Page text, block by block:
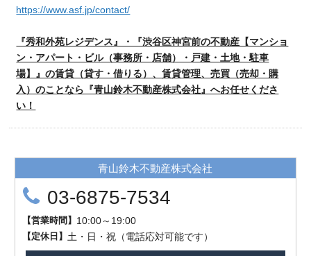
https://www.asf.jp/contact/
『秀和外苑レジデンス』・『渋谷区神宮前の不動産【マンショ
ン・アパート・ビル（事務所・店舗）・戸建・土地・駐車
場】』の賃貸（貸す・借りる）、賃貸管理、売買（売却・購
入）のことなら『青山鈴木不動産株式会社』へお任せくださ
い！
青山鈴木不動産株式会社
03-6875-7534
【営業時間 】 10:00～19:00
【定休日 】 土・日・祝（電話応対可能です）